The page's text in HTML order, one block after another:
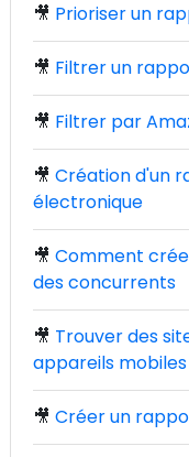
🎥 Prioriser un
🎥 Filtrer un
🎥 Filtrer par
🎥 Création d'un
électronique
🎥 Comment
des concurrents
🎥 Trouver des
appareils mobiles
🎥 Créer un